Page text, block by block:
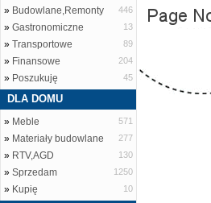
» Budowlane,Remonty 446
» Gastronomiczne 13
» Transportowe 89
» Finansowe 204
» Poszukuję 45
DLA DOMU
» Meble 571
» Materiały budowlane 277
» RTV,AGD 130
» Sprzedam 1250
» Kupię 10